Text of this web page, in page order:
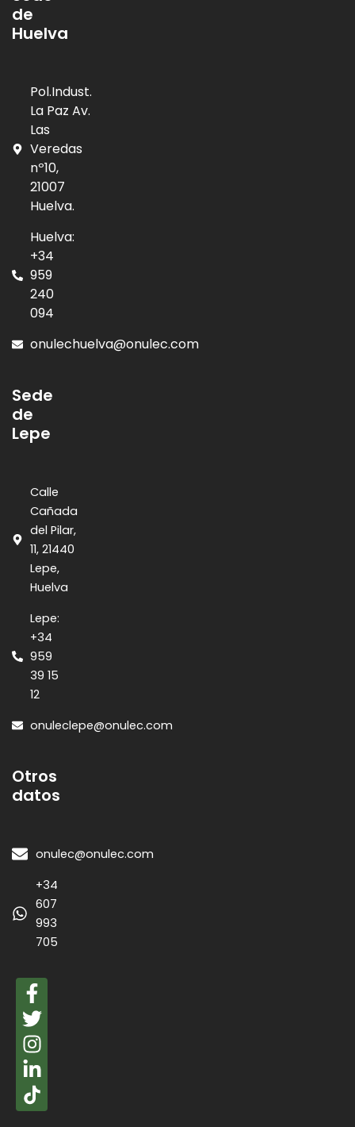
de
Huelva
Pol.Indust.
La Paz Av.
Las
Veredas
nº10,
21007
Huelva.
Huelva:
+34
959
240
094
onulechuelva@onulec.com
Sede
de
Lepe
Calle
Cañada
del Pilar,
11, 21440
Lepe,
Huelva
Lepe:
+34
959
39 15
12
onuleclepe@onulec.com
Otros
datos
onulec@onulec.com
+34
607
993
705
F
a
c
e
b
o
o
T
w
i
t
t
e
I
n
s
t
L
i
n